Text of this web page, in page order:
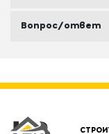
Вопрос/ответ